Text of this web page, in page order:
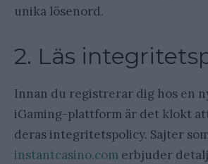
unika lösenord.
2. Läs
Innan du registrerar dig hos en
iGaming-plattform är det klokt
deras integritetspolicy. Sajter
instantcasino.com erbjuder